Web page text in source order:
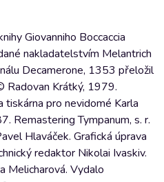
Giovanniho Boccaccia
nakladatelstvím Melantrich
Decamerone, 1353 přeložil
Radovan Krátký, 1979.
tiskárna pro nevidomé Karla
Remastering Tympanum, s. r.
Hlaváček. Grafická úprava
redaktor Nikolai Ivaskiv.
Melicharová. Vydalo